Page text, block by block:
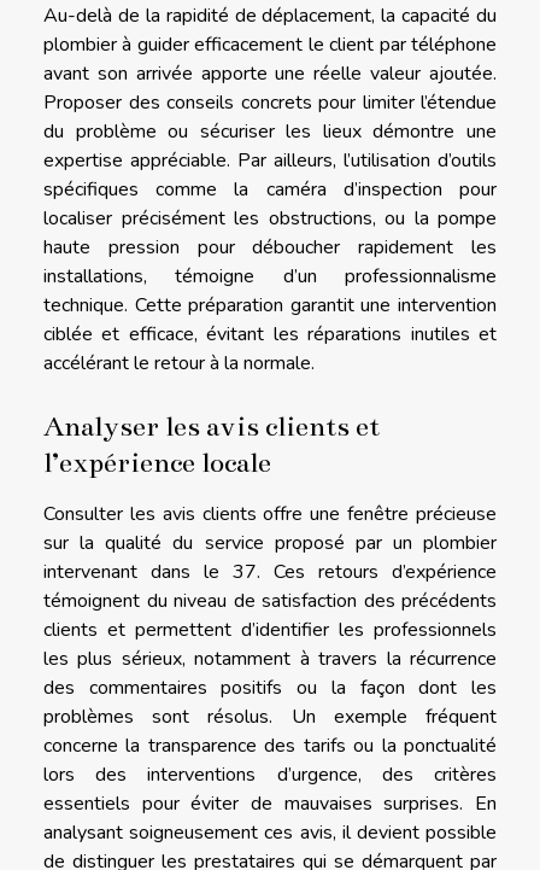
Au-delà de la rapidité de déplacement, la capacité du
plombier à guider efficacement le client par téléphone
avant son arrivée apporte une réelle valeur ajoutée.
Proposer des conseils concrets pour limiter l’étendue
du problème ou sécuriser les lieux démontre une
expertise appréciable. Par ailleurs, l’utilisation d’outils
spécifiques comme la caméra d’inspection pour
localiser précisément les obstructions, ou la pompe
haute pression pour déboucher rapidement les
installations, témoigne d’un professionnalisme
technique. Cette préparation garantit une intervention
ciblée et efficace, évitant les réparations inutiles et
accélérant le retour à la normale.
Analyser les avis clients et
l’expérience locale
Consulter les avis clients offre une fenêtre précieuse
sur la qualité du service proposé par un plombier
intervenant dans le 37. Ces retours d’expérience
témoignent du niveau de satisfaction des précédents
clients et permettent d’identifier les professionnels
les plus sérieux, notamment à travers la récurrence
des commentaires positifs ou la façon dont les
problèmes sont résolus. Un exemple fréquent
concerne la transparence des tarifs ou la ponctualité
lors des interventions d’urgence, des critères
essentiels pour éviter de mauvaises surprises. En
analysant soigneusement ces avis, il devient possible
de distinguer les prestataires qui se démarquent par